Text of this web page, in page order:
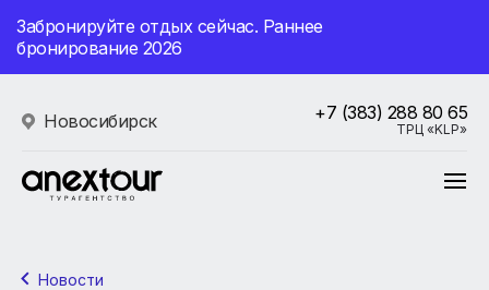
Забронируйте отдых сейчас. Раннее
бронирование 2026
Новосибирск +7 (383) 288 80 65
ТРЦ «KLP»
Новости